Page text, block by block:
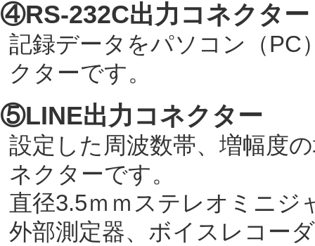
④RS-232C出力コネクター
記録データをパソコン（PC
クターです。
⑤LINE出力コネクター
設定した周波数帯、増幅度
ネクターです。
直径3.5ｍｍステレオミニジ
外部測定器、ボイスレコー